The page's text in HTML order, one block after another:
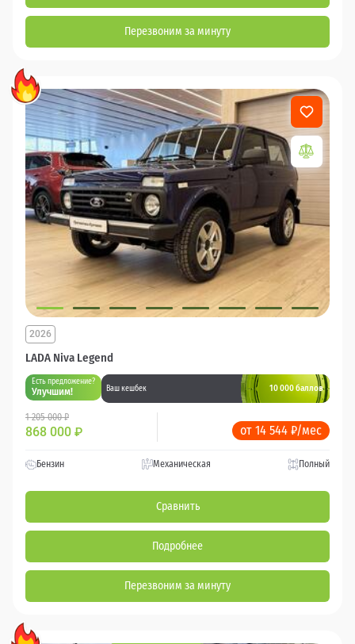
Перезвоним за минуту
LADA Niva Legend
2026
Есть предложение?
Улучшим! Ваш кешбек 10 000 баллов
1 205 000 ₽
868 000 ₽ от 14 544 ₽/мес
Бензин Механическая Полный
Сравнить
Подробнее
Перезвоним за минуту